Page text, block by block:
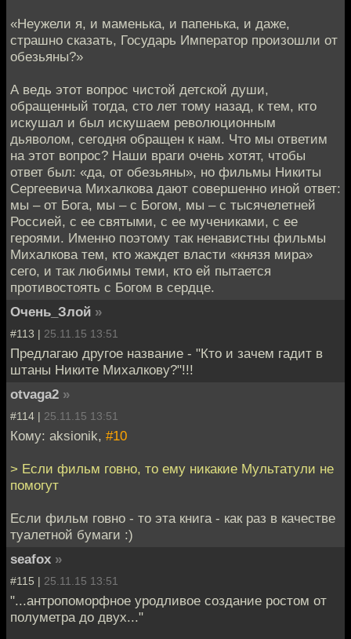
«Неужели я, и маменька, и папенька, и даже,
страшно сказать, Государь Император произошли от
обезьяны?»
А ведь этот вопрос чистой детской души,
обращенный тогда, сто лет тому назад, к тем, кто
искушал и был искушаем революционным
дьяволом, сегодня обращен к нам. Что мы ответим
на этот вопрос? Наши враги очень хотят, чтобы
ответ был: «да, от обезьяны», но фильмы Никиты
Сергеевича Михалкова дают совершенно иной ответ:
мы – от Бога, мы – с Богом, мы – с тысячелетней
Россией, с ее святыми, с ее мучениками, с ее
героями. Именно поэтому так ненавистны фильмы
Михалкова тем, кто жаждет власти «князя мира»
сего, и так любимы теми, кто ей пытается
противостоять с Богом в сердце.
Очень_Злой »
#113 | 25.11.15 13:51
Предлагаю другое название - "Кто и зачем гадит в
штаны Никите Михалкову?"!!!
otvaga2 »
#114 | 25.11.15 13:51
Кому: aksionik, #10
> Если фильм говно, то ему никакие Мультатули не
помогут
Если фильм говно - то эта книга - как раз в качестве
туалетной бумаги :)
seafox »
#115 | 25.11.15 13:51
"...антропоморфное уродливое создание ростом от
полуметра до двух..."